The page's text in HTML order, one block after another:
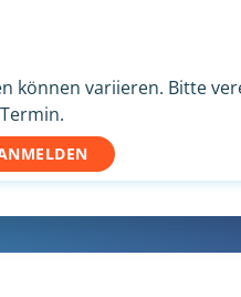
können variieren. Bitte